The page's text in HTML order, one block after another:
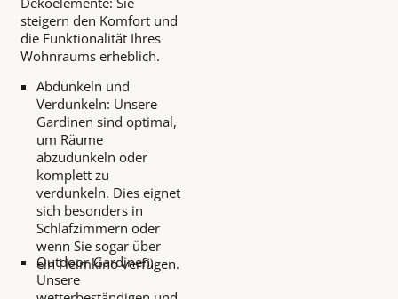
steigern den Komfort und
die Funktionalität Ihres
Wohnraums erheblich.
Abdunkeln und
Verdunkeln: Unsere
Gardinen sind optimal,
um Räume
abzudunkeln oder
komplett zu
verdunkeln. Dies eignet
sich besonders in
Schlafzimmern oder
wenn Sie sogar über
ein Heimkino verfügen.
Outdoor-Gardinen:
Unsere